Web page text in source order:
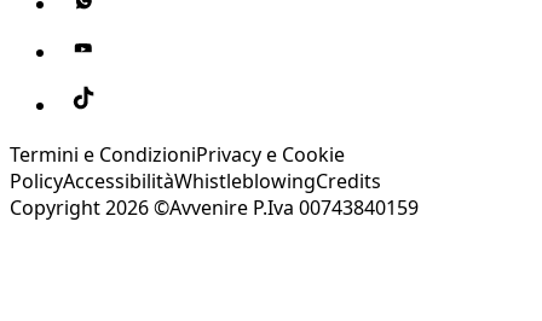
Termini e CondizioniPrivacy e Cookie
PolicyAccessibilitàWhistleblowingCredits
Copyright 2026 ©Avvenire P.Iva 00743840159